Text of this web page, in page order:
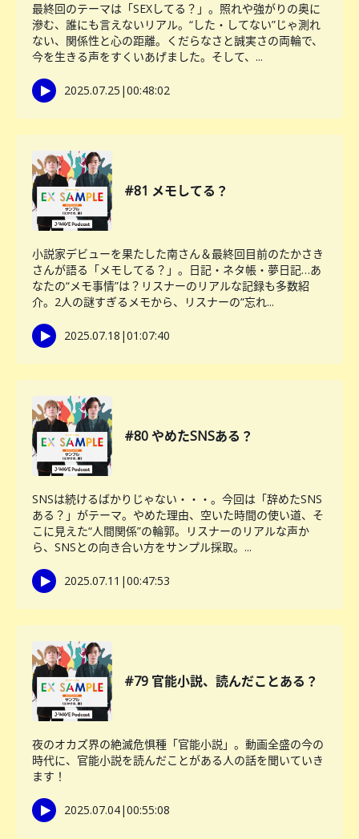
最終回のテーマは「SEXしてる？」。照れや強がりの奥に
滲む、誰にも言えないリアル。“した・してない”じゃ測れ
ない、関係性と心の距離。くだらなさと誠実さの両輪で、
今を生きる声をすくいあげました。そして、...
2025.07.25 |00:48:02
#81 メモしてる？
小説家デビューを果たした南さん＆最終回目前のたかさき
さんが語る「メモしてる？」。日記・ネタ帳・夢日記…あ
なたの“メモ事情”は？リスナーのリアルな記録も多数紹
介。2人の謎すぎるメモから、リスナーの“忘れ...
2025.07.18 |01:07:40
#80 やめたSNSある？
SNSは続けるばかりじゃない・・・。今回は「辞めたSNS
ある？」がテーマ。やめた理由、空いた時間の使い道、そ
こに見えた“人間関係”の輪郭。リスナーのリアルな声か
ら、SNSとの向き合い方をサンプル採取。...
2025.07.11 |00:47:53
#79 官能小説、読んだことある？
夜のオカズ界の絶滅危惧種「官能小説」。動画全盛の今の
時代に、官能小説を読んだことがある人の話を聞いていき
ます！
2025.07.04|00:55:08